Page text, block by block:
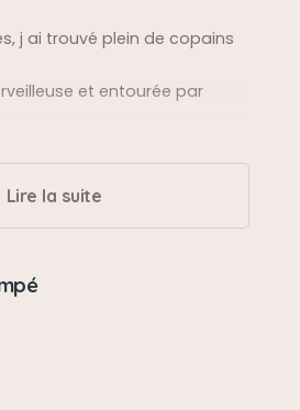
j ai trouvé plein de copains
et entourée par
quand j étais fatiguée je m
Lire la suite